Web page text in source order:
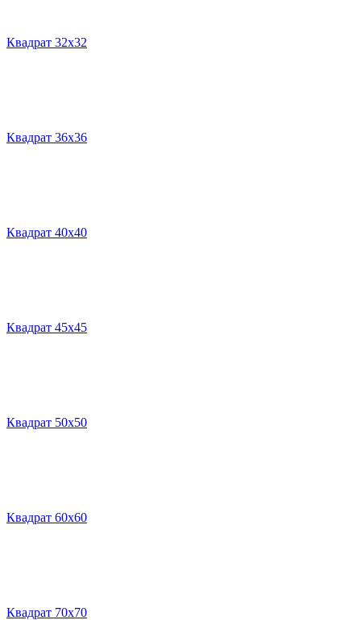
Квадрат 32х32
Квадрат 36х36
Квадрат 40х40
Квадрат 45х45
Квадрат 50х50
Квадрат 60х60
Квадрат 70х70